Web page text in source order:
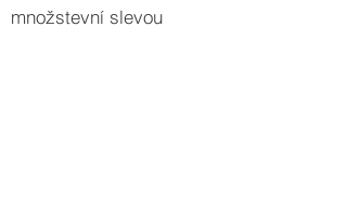
množstevní slevou